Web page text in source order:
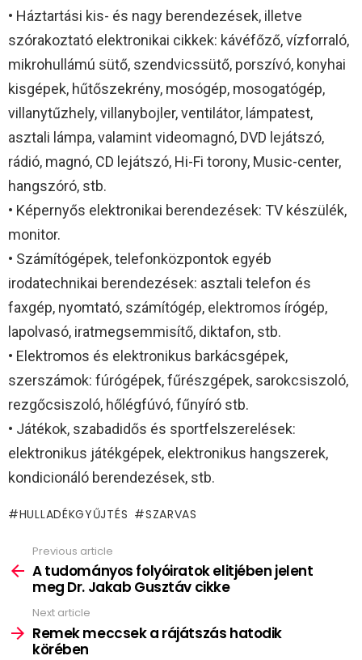
• Háztartási kis- és nagy berendezések, illetve
szórakoztató elektronikai cikkek: kávéfőző, vízforraló,
mikrohullámú sütő, szendvicssütő, porszívó, konyhai
kisgépek, hűtőszekrény, mosógép, mosogatógép,
villanytűzhely, villanybojler, ventilátor, lámpatest,
asztali lámpa, valamint videomagnó, DVD lejátszó,
rádió, magnó, CD lejátszó, Hi-Fi torony, Music-center,
hangszóró, stb.
• Képernyős elektronikai berendezések: TV készülék,
monitor.
• Számítógépek, telefonközpontok egyéb
irodatechnikai berendezések: asztali telefon és
faxgép, nyomtató, számítógép, elektromos írógép,
lapolvasó, iratmegsemmisítő, diktafon, stb.
• Elektromos és elektronikus barkácsgépek,
szerszámok: fúrógépek, fűrészgépek, sarokcsiszoló,
rezgőcsiszoló, hőlégfúvó, fűnyíró stb.
• Játékok, szabadidős és sportfelszerelések:
elektronikus játékgépek, elektronikus hangszerek,
kondicionáló berendezések, stb.
HULLADÉKGYŰJTÉS SZARVAS
more
Previous article
A tudományos folyóiratok elitjében jelent
meg Dr. Jakab Gusztáv cikke
Next article
Remek meccsek a rájátszás hatodik
körében